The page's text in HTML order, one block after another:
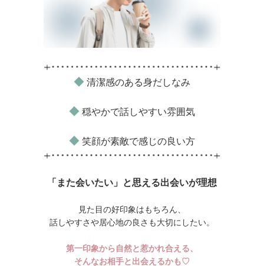
◆ 清潔感のある身だしなみ
◆ 穏やかで話しやすい雰囲気
◆ 笑顔が素敵で感じの良い方
「また会いたい」と思える出会いが理想
見た目の好印象はもちろん、
話しやすさや居心地の良さも大切にしたい。
第一印象から自然と惹かれ合える、
そんなお相手と出会えるかも♡